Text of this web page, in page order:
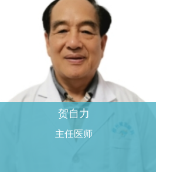
贺自力
主任医师